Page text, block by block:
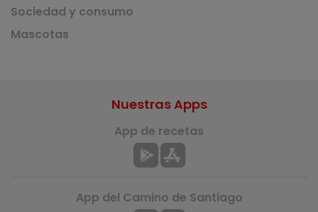
Sociedad y consumo
Mascotas
Nuestras Apps
App de recetas
App del Camino de Santiago